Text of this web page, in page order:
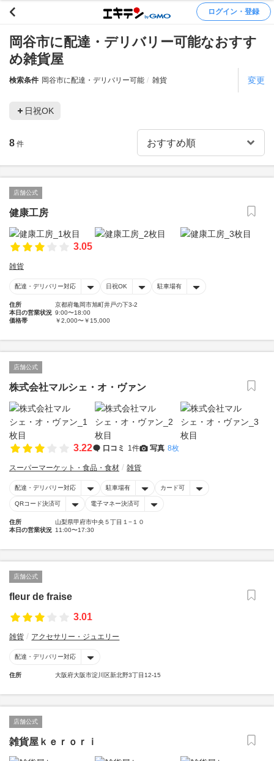
ログイン・登録
岡谷市に配達・デリバリー可能なおすす
め雑貨屋
検索条件 岡谷市に配達・デリバリー可能 雑貨 変更
日祝OK
8 件
店舗公式
健康工房
3.05
雑貨
配達・デリバリー対応 日祝OK 駐車場有
住所
京都府亀岡市旭町井戸の下3-2
本日の営業状況 9:00〜18:00
価格帯
￥2,000〜￥15,000
店舗公式
株式会社マルシェ・オ・ヴァン
3.22 口コミ 1件 写真 8枚
スーパーマーケット・食品・食材 雑貨
配達・デリバリー対応 駐車場有 カード可
QRコード決済可 電子マネー決済可
住所
山梨県甲府市中央５丁目１−１０
本日の営業状況 11:00〜17:30
店舗公式
fleur de fraise
3.01
雑貨 アクセサリー・ジュエリー
配達・デリバリー対応
住所 大阪府大阪市淀川区新北野3丁目12-15
店舗公式
雑貨屋ｋｅｒｏｒｉ